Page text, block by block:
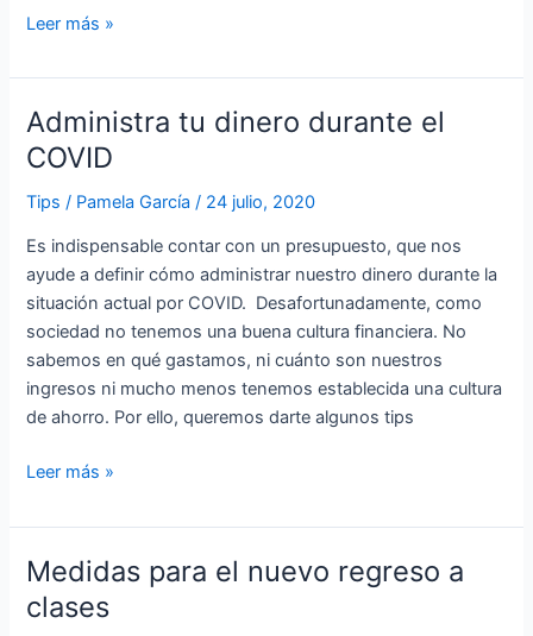
Leer más »
Administra tu dinero durante el
COVID
Tips / Pamela García/ 24 julio, 2020
Es indispensable contar con un presupuesto, que nos
ayude a definir cómo administrar nuestro dinero durante la
situación actual por COVID. Desafortunadamente, como
sociedad no tenemos una buena cultura financiera. No
sabemos en qué gastamos, ni cuánto son nuestros
ingresos ni mucho menos tenemos establecida una cultura
de ahorro. Por ello, queremos darte algunos tips
Administra
tu
dinero
durante
COVID
Leer más »
Medidas para el nuevo regreso a
clases
Medidas
para
el